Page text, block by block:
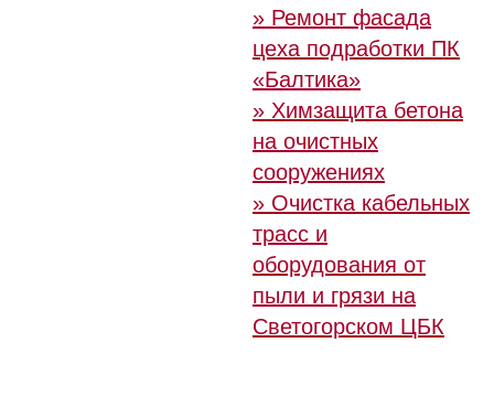
» Ремонт фасада
цеха подработки ПК
«Балтика»
» Химзащита бетона
на очистных
сооружениях
» Очистка кабельных
трасс и
оборудования от
пыли и грязи на
Светогорском ЦБК